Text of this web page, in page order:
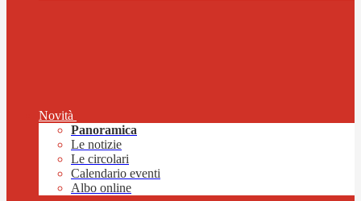
Novità
Panoramica
Le notizie
Le circolari
Calendario eventi
Albo online